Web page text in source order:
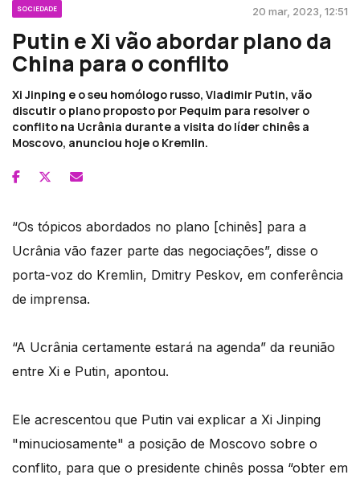
SOCIEDADE 20 mar, 2023, 12:51
Putin e Xi vão abordar plano da
China para o conflito
Xi Jinping e o seu homólogo russo, Vladimir Putin, vão
discutir o plano proposto por Pequim para resolver o
conflito na Ucrânia durante a visita do líder chinês a
Moscovo, anunciou hoje o Kremlin.
“Os tópicos abordados no plano [chinês] para a
Ucrânia vão fazer parte das negociações”, disse o
porta-voz do Kremlin, Dmitry Peskov, em conferência
de imprensa.
“A Ucrânia certamente estará na agenda” da reunião
entre Xi e Putin, apontou.
Ele acrescentou que Putin vai explicar a Xi Jinping
"minuciosamente" a posição de Moscovo sobre o
conflito, para que o presidente chinês possa “obter em